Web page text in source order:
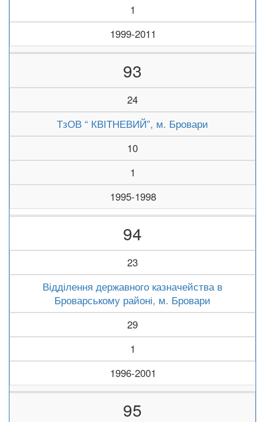
1
1999-2011
93
24
ТзОВ “ КВІТНЕВИЙ”, м. Бровари
10
1
1995-1998
94
23
Відділення державного казначейства в
Броварському районі, м. Бровари
29
1
1996-2001
95